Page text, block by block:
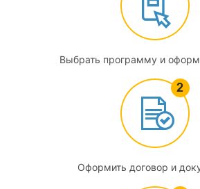
Выбрать программу и
Оформить договор и